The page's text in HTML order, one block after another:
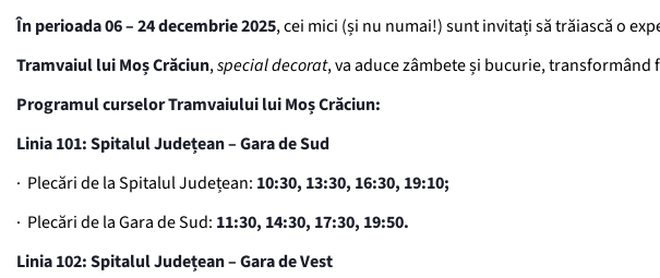
În perioada 06 – 24 decembrie 2025, cei mici (și nu numai!) sunt invitați să trăiască o
Tramvaiul lui Moș Crăciun,special decorat, va aduce zâmbete și bucurie,
Programul curselor Tramvaiului lui Moș Crăciun:
Linia 101: Spitalul Județean – Gara de Sud
· Plecări de la Spitalul Județean: 10:30, 13:30, 16:30, 19:10;
· Plecări de la Gara de Sud: 11:30, 14:30, 17:30, 19:50.
Linia 102: Spitalul Județean – Gara de Vest